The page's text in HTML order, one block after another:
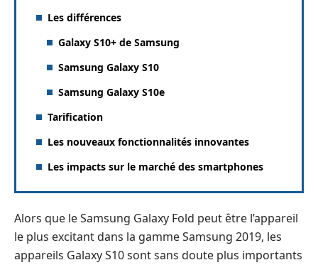
Les différences
Galaxy S10+ de Samsung
Samsung Galaxy S10
Samsung Galaxy S10e
Tarification
Les nouveaux fonctionnalités innovantes
Les impacts sur le marché des smartphones
Alors que le Samsung Galaxy Fold peut être l’appareil
le plus excitant dans la gamme Samsung 2019, les
appareils Galaxy S10 sont sans doute plus importants